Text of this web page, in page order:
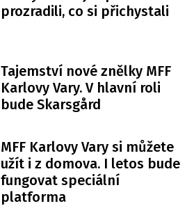
prozradili, co si přichystali
Tajemství nové znělky MFF
Karlovy Vary. V hlavní roli
bude Skarsgård
MFF Karlovy Vary si můžete
užít i z domova. I letos bude
fungovat speciální
platforma